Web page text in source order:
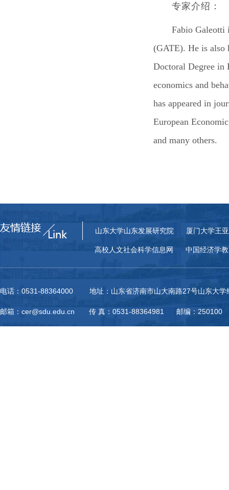
专家介绍：
Fabio Galeotti
(GATE). He is also
Doctoral Degree in
economics and
has appeared in
European
and many others.
山东大学山东发展研究院 厦门大学王
高校人文社会科学信息网 中国经济学
电话：0531-88364000 地址：山东省济南市山大南路27号山东大学
邮箱：cer@sdu.edu.cn 传 真：0531-88364981 邮编：250100